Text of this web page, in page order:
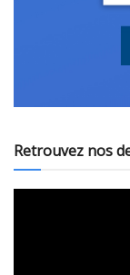
Retrouvez nos